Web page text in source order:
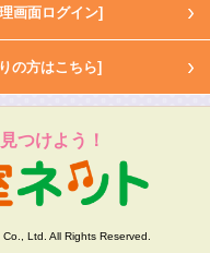
画面ログイン]
の方はこちら]
つけよう！
Ltd. All Rights Reserved.